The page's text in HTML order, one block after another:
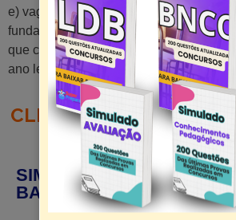
e) vaga na escola pública de educação
fundamental mais próxima de sua
que completar 4 anos de idade a partir
ano letivo.
CLIQUE AQUIpara
com TODAS AS
SIMULADOS COMPLETOS
BAIXAR E ESTUDAR!